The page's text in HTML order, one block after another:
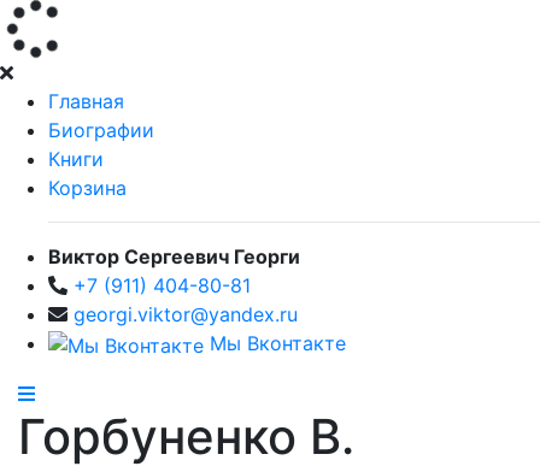
Главная
Биографии
Книги
Корзина
Виктор Сергеевич Георги
+7 (911) 404-80-81
georgi.viktor@yandex.ru
Мы Вконтакте
Горбуненко В.